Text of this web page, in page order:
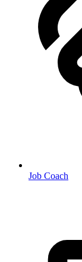
Job Coach